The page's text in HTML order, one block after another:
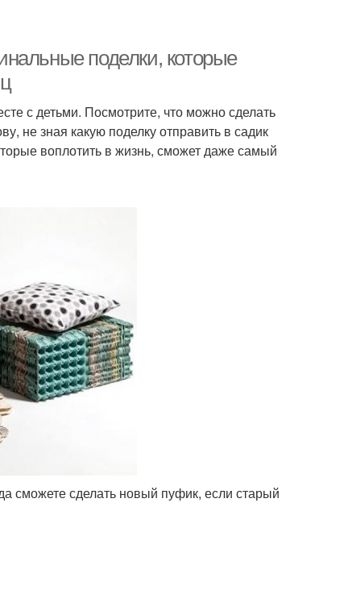
поделки, которые
с детьми. Посмотрите, что можно сделать
не зная какую поделку отправить в садик
воплотить в жизнь, сможет даже самый
сможете сделать новый пуфик, если старый